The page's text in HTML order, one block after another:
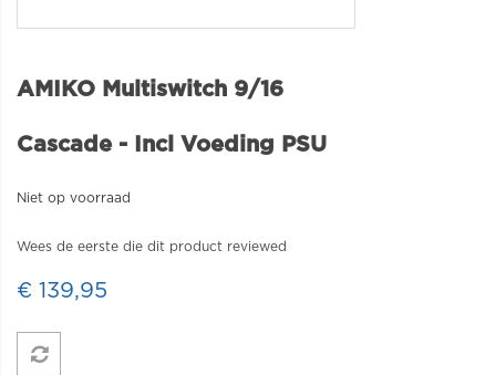
AMIKO Multiswitch 9/16
Cascade - Incl Voeding PSU
Niet op voorraad
Wees de eerste die dit product reviewed
€ 139,95